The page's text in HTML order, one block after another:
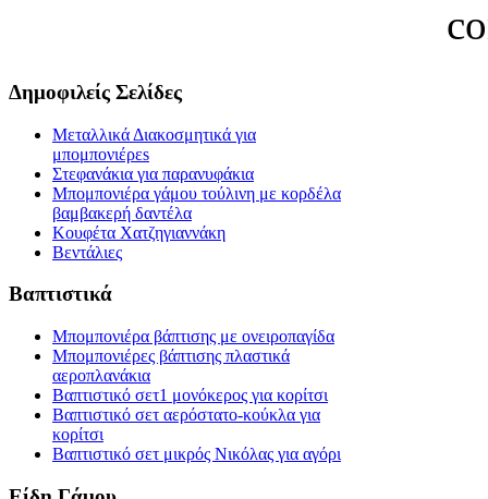
Δημοφιλείς Σελίδες
Μεταλλικά Διακοσμητικά για
μπομπονιέρεs
Στεφανάκια για παρανυφάκια
Μπομπονιέρα γάμου τούλινη με κορδέλα
βαμβακερή δαντέλα
Κουφέτα Χατζηγιαννάκη
Βεντάλιες
Βαπτιστικά
Μπομπονιέρα βάπτισης με ονειροπαγίδα
Μπομπονιέρες βάπτισης πλαστικά
αεροπλανάκια
Βαπτιστικό σετ1 μονόκερος για κορίτσι
Βαπτιστικό σετ αερόστατο-κούκλα για
κορίτσι
Βαπτιστικό σετ μικρός Νικόλας για αγόρι